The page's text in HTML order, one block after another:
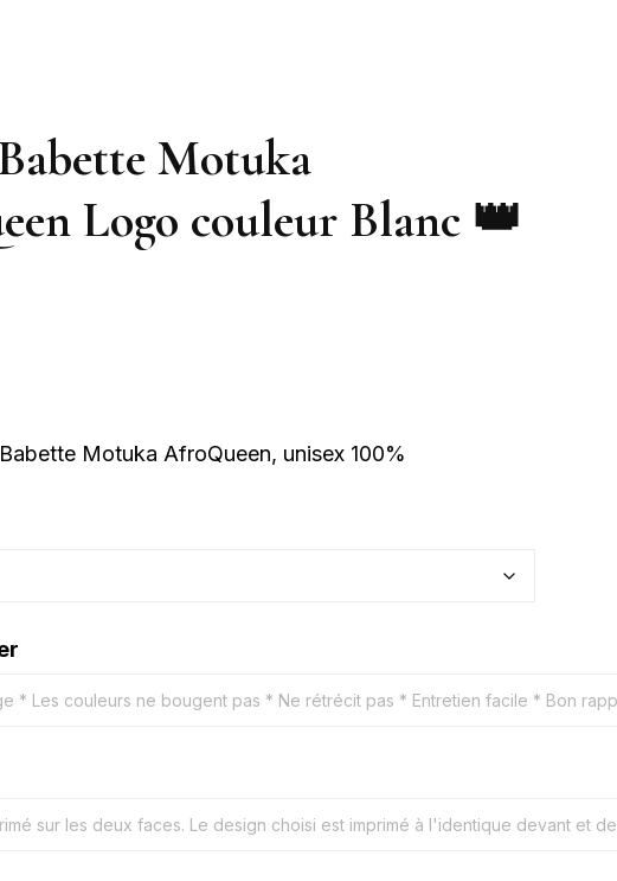
Motuka
Logo couleur Blanc 👑
Motuka AfroQueen, unisex 100%